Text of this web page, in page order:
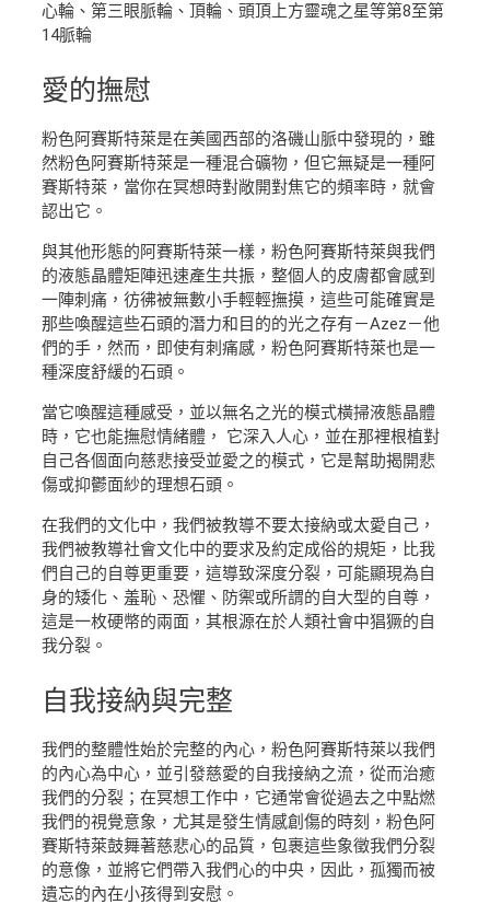
心輪、第三眼脈輪、頂輪、頭頂上方靈魂之星等第8至第
14脈輪
愛的撫慰
粉色阿賽斯特萊是在美國西部的洛磯山脈中發現的，雖
然粉色阿賽斯特萊是一種混合礦物，但它無疑是一種阿
賽斯特萊，當你在冥想時對敞開對焦它的頻率時，就會
認出它。
與其他形態的阿賽斯特萊一樣，粉色阿賽斯特萊與我們
的液態晶體矩陣迅速產生共振，整個人的皮膚都會感到
一陣刺痛，彷彿被無數小手輕輕撫摸，這些可能確實是
那些喚醒這些石頭的潛力和目的的光之存有－Azez－他
們的手，然而，即使有刺痛感，粉色阿賽斯特萊也是一
種深度舒緩的石頭。
當它喚醒這種感受，並以無名之光的模式橫掃液態晶體
時，它也能撫慰情緒體， 它深入人心，並在那裡根植對
自己各個面向慈悲接受並愛之的模式，它是幫助揭開悲
傷或抑鬱面紗的理想石頭。
在我們的文化中，我們被教導不要太接納或太愛自己，
我們被教導社會文化中的要求及約定成俗的規矩，比我
們自己的自尊更重要，這導致深度分裂，可能顯現為自
身的矮化、羞恥、恐懼、防禦或所謂的自大型的自尊，
這是一枚硬幣的兩面，其根源在於人類社會中猖獗的自
我分裂。
自我接納與完整
我們的整體性始於完整的內心，粉色阿賽斯特萊以我們
的內心為中心，並引發慈愛的自我接納之流，從而治癒
我們的分裂；在冥想工作中，它通常會從過去之中點燃
我們的視覺意象，尤其是發生情感創傷的時刻，粉色阿
賽斯特萊鼓舞著慈悲心的品質，包裹這些象徵我們分裂
的意像，並將它們帶入我們心的中央，因此，孤獨而被
遺忘的內在小孩得到安慰。